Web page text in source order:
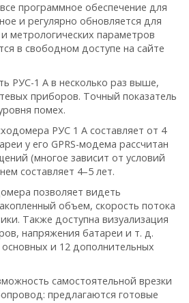
программное обеспечение для
и регулярно обновляется для
метрологических параметров
в свободном доступе на сайте
РУС-1 А в несколько раз выше,
приборов. Точный показатель
помех.
РУС 1 А составляет от 4
у его GPRS-модема рассчитан
(многое зависит от условий
составляет 4–5 лет.
позволяет видеть
объем, скорость потока
Также доступна визуализация
напряжения батареи и т. д.
и 12 дополнительных
самостоятельной врезки
предлагаются готовые